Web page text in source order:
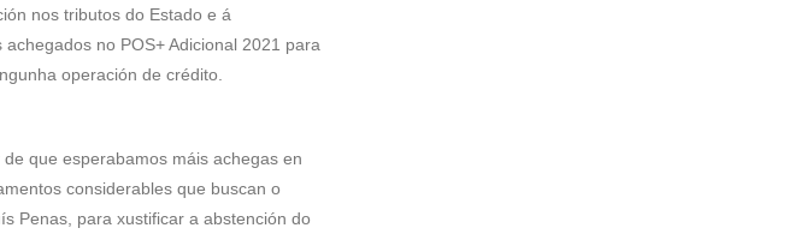
nos tributos do Estado e á
no POS+ Adicional 2021 para
operación de crédito.
que esperabamos máis achegas en
considerables que buscan o
Penas, para xustificar a abstención do